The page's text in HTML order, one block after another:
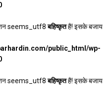
seems_utf8बहिष्कृतहै! इसके बजाय
public_html/wp-
seems_utf8बहिष्कृतहै! इसके बजाय